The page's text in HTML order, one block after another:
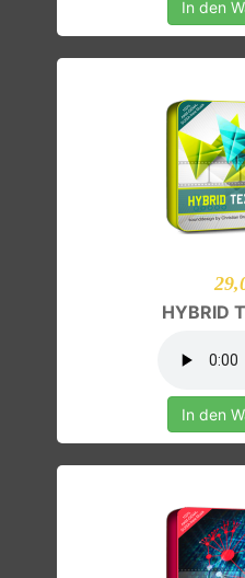
In den
HYBRID
In den